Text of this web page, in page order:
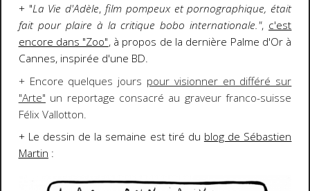
+ "La Vie d'Adèle, film pompeux et pornographique, était
fait pour plaire à la critique bobo internationale.", c'est
encore dans "Zoo", à propos de la dernière Palme d'Or à
Cannes, inspirée d'une BD.
+ Encore quelques jours pour visionner en différé sur
"Arte" un reportage consacré au graveur franco-suisse
Félix Vallotton.
+ Le dessin de la semaine est tiré du blog de Sébastien
Martin :